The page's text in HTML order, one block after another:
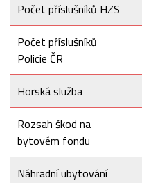
Počet příslušníků HZS
Počet příslušníků
Policie ČR
Horská služba
Rozsah škod na
bytovém fondu
Náhradní ubytování